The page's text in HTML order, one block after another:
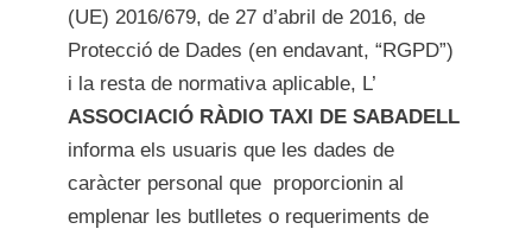
(UE) 2016/679, de 27 d’abril de 2016, de
Protecció de Dades (en endavant, “RGPD”)
i la resta de normativa aplicable, L’
ASSOCIACIÓ RÀDIO TAXI DE SABADELL
informa els usuaris que les dades de
caràcter personal que proporcionin al
emplenar les butlletes o requeriments de